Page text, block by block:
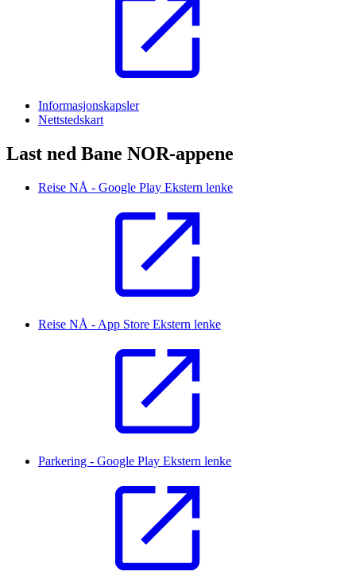
Informasjonskapsler
Nettstedskart
Last ned Bane NOR-appene
Reise NÅ - Google Play Ekstern lenke
Reise NÅ - App Store Ekstern lenke
Parkering - Google Play Ekstern lenke